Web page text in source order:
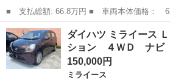
■ 支払総額: 66.8万円 ■ 車両本体価格： 636,000 円 ■ メーカー
名： ダイハツ ■ 車種名： ミライース
４ＷＤ ＡＢＳ キーレス ナビ フルセグ
ｈ バックカ...
山形 寒河江市
ダイハツ ミライース
ション ４ＷＤ ナビ
150,000円
ミライース